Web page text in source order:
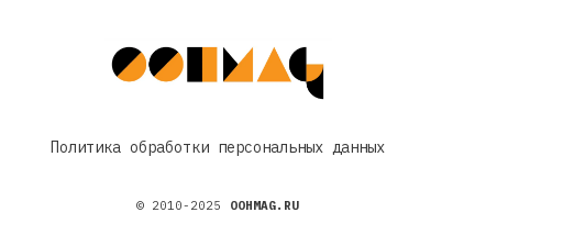
Политика обработки персональных данных
© 2010-2025 OOHMAG.RU